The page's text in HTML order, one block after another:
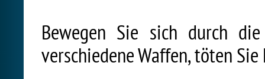
Bewegen Sie sich durch
verschiedene Waffen, töten